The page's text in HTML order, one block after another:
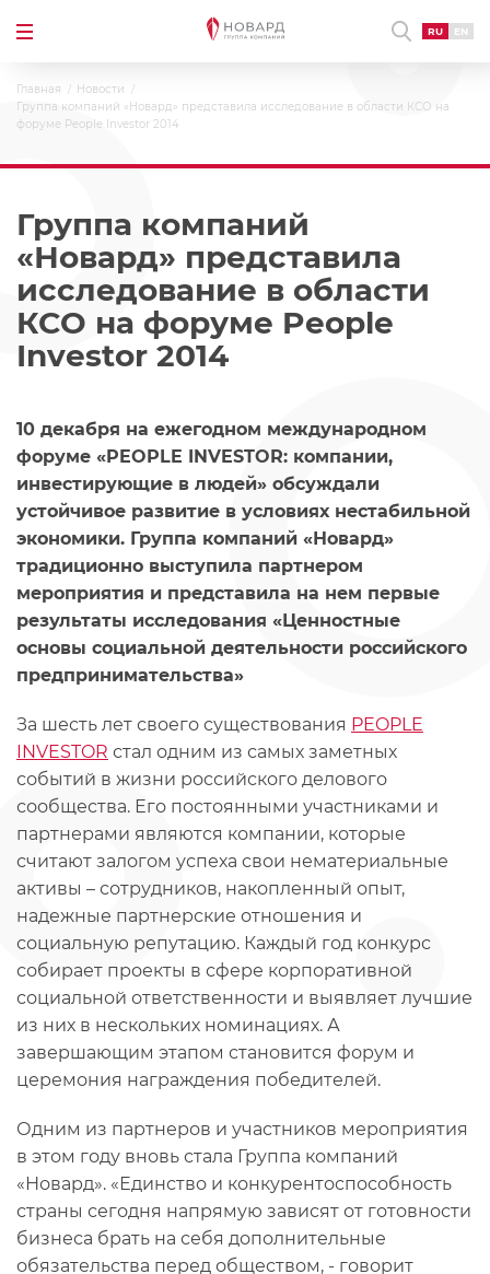
RU EN
Главная
Новости
Группа компаний «Новард» представила исследование в области КСО на
форуме People Investor 2014
Группа компаний
«Новард» представила
исследование в области
КСО на форуме People
Investor 2014
10 декабря на ежегодном международном
форуме «PEOPLE INVESTOR: компании,
инвестирующие в людей» обсуждали
устойчивое развитие в условиях нестабильной
экономики. Группа компаний «Новард»
традиционно выступила партнером
мероприятия и представила на нем первые
результаты исследования «Ценностные
основы социальной деятельности российского
предпринимательства»
За шесть лет своего существования PEOPLE
INVESTOR стал одним из самых заметных
событий в жизни российского делового
сообщества. Его постоянными участниками и
партнерами являются компании, которые
считают залогом успеха свои нематериальные
активы – сотрудников, накопленный опыт,
надежные партнерские отношения и
социальную репутацию. Каждый год конкурс
собирает проекты в сфере корпоративной
социальной ответственности и выявляет лучшие
из них в нескольких номинациях. А
завершающим этапом становится форум и
церемония награждения победителей.
Одним из партнеров и участников мероприятия
в этом году вновь стала Группа компаний
«Новард». «Единство и конкурентоспособность
страны сегодня напрямую зависят от готовности
бизнеса брать на себя дополнительные
обязательства перед обществом, - говорит